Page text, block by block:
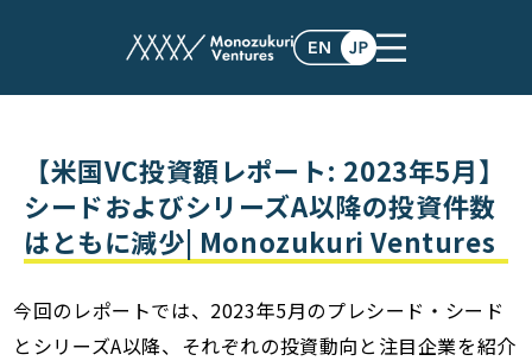
post
【米国VC投資額レポート: 2023年5月】
シードおよびシリーズA以降の投資件数
はともに減少| Monozukuri Ventures
今回のレポートでは、2023年5月のプレシード・シード
とシリーズA以降、それぞれの投資動向と注目企業を紹介